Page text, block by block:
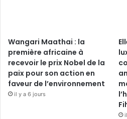
Wangari Maathai : la
première africaine à
recevoir le prix Nobel de la
paix pour son action en
faveur de l’environnement
il y a 6 jours